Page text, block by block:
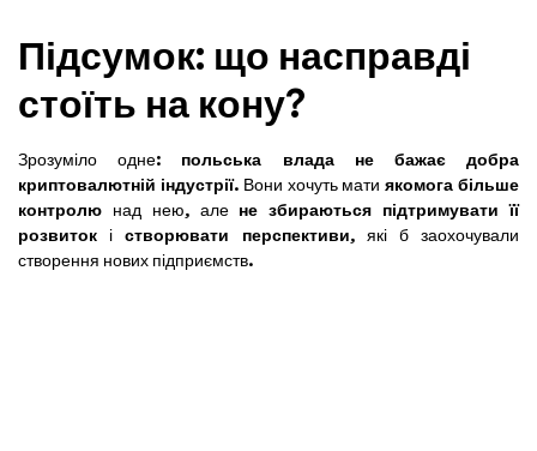
Підсумок: що насправді
стоїть на кону?
Зрозуміло одне: польська влада не бажає добра
криптовалютній індустрії. Вони хочуть матиякомога більше
контролю над нею, але не збираються підтримувати її
розвиток істворювати перспективи, які б заохочували
створення нових підприємств.